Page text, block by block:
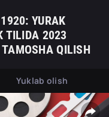
YURAK
TILIDA 2023
QILISH
Yuklab olish